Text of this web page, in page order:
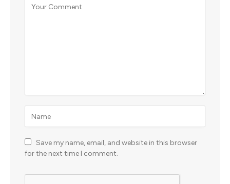
Save my name, email, and website in this browser
for the next time I comment.